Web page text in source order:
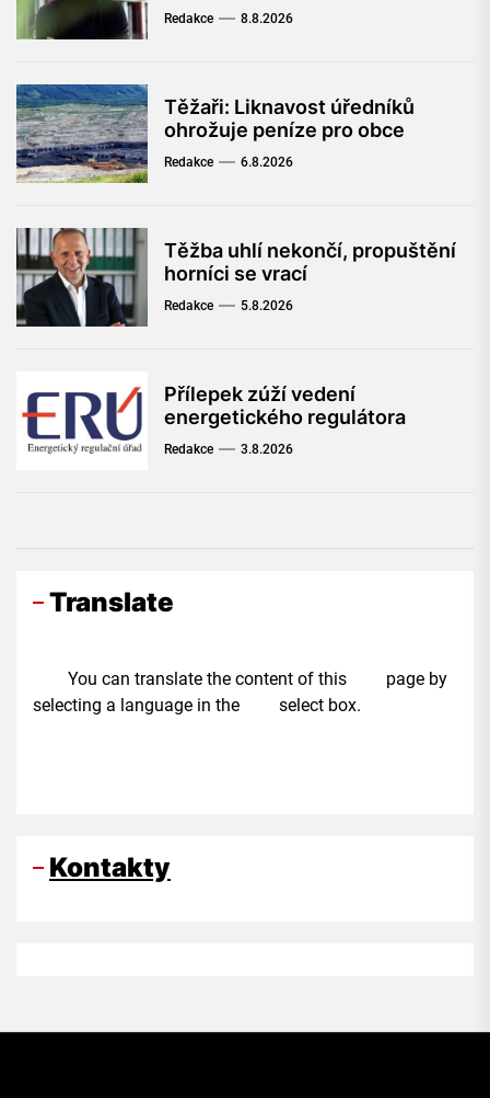
Redakce 8.8.2026
Těžaři: Liknavost úředníků
ohrožuje peníze pro obce
Redakce 6.8.2026
Těžba uhlí nekončí, propuštění
horníci se vrací
Redakce 5.8.2026
Přílepek zúží vedení
energetického regulátora
Redakce 3.8.2026
Translate
You can translate the content of this page by
selecting a language in the select box.
Kontakty